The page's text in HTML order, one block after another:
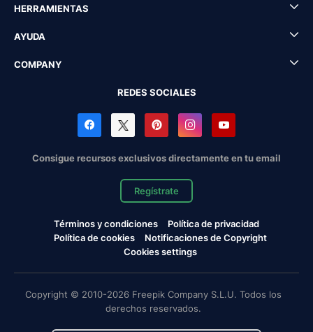
HERRAMIENTAS
AYUDA
COMPANY
REDES SOCIALES
Consigue recursos exclusivos directamente en tu email
Regístrate
Términos y condiciones
Política de privacidad
Política de cookies
Notificaciones de Copyright
Cookies settings
Copyright © 2010-2026 Freepik Company S.L.U. Todos los
derechos reservados.